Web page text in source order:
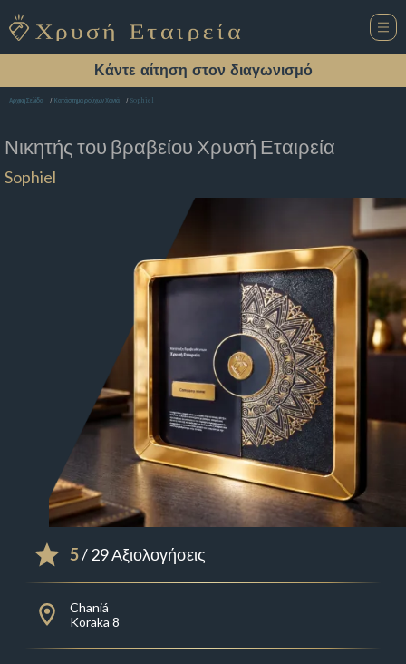
Κάντε αίτηση στον διαγωνισμό
Αρχική Σελίδα Κατάστημα ρούχων Χανιά Sophiel
Νικητής του βραβείου Χρυσή Εταιρεία
Sophiel
5/ 29 Αξιολογήσεις
Chaniá
Koraka 8